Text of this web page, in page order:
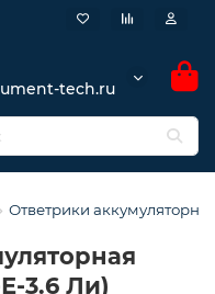
tech.ru
Ответрики
3.6 Ли)